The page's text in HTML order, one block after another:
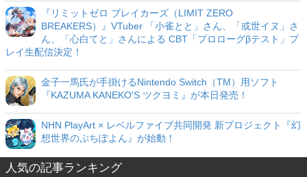
『リミットゼロ ブレイカーズ（LIMIT ZERO
BREAKERS）』VTuber 「小雀とと」さん、「或世イヌ」さ
ん、「心白てと」さんによる CBT「プロローグβテスト」プ
レイ生配信決定！
金子一馬氏が手掛けるNintendo Switch（TM）用ソフト
『KAZUMA KANEKO'S ツクヨミ』が本日発売！
NHN PlayArt × レベルファイブ共同開発 新プロジェクト『幻
想世界のぷちぽよん』が始動！
人気の記事ランキング